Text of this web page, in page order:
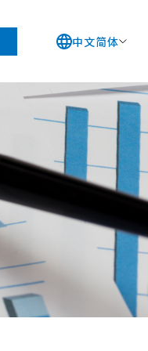
中文简体